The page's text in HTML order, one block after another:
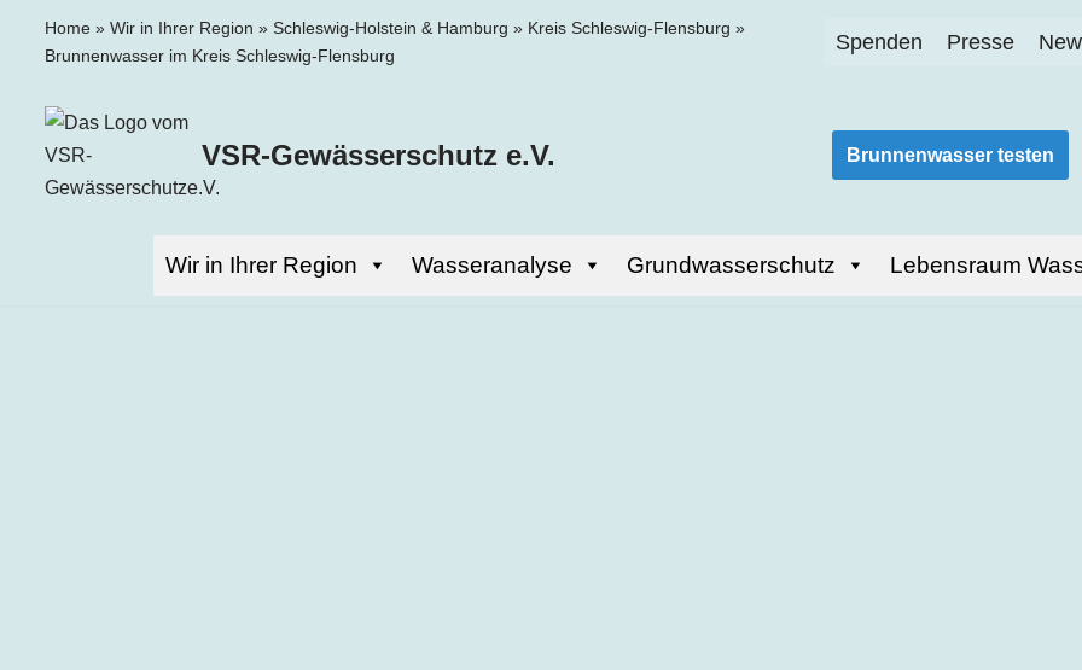
Zum
springen
Home » Wir in Ihrer Region » Schleswig-Holstein & Hamburg » Kreis Schleswig-Flensburg »
Brunnenwasser im Kreis Schleswig-Flensburg
Spenden Presse
VSR-Gewässerschutz e.V. Brunnenwasser testen
Wir in Ihrer Region Wasseranalyse Grundwasserschutz Lebensraum